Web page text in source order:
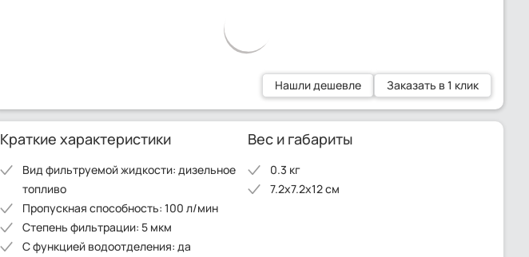
Нашли дешевле Заказать в 1 клик
Краткие характеристики
Вид фильтруемой жидкости: дизельное
топливо
Пропускная способность: 100 л/мин
Степень фильтрации: 5 мкм
С функцией водоотделения: да
Вес и габариты
0.3 кг
7.2x7.2x12 см